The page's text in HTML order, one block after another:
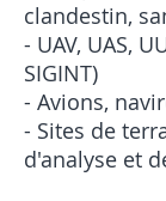
clandestin,
- UAV, UAS,
SIGINT)
- Avions,
- Sites de
d'analyse et